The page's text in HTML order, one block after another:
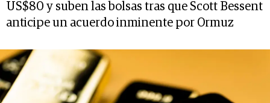
US$80 y suben las bolsas tras que Scott Bessent
anticipe un acuerdo inminente por Ormuz